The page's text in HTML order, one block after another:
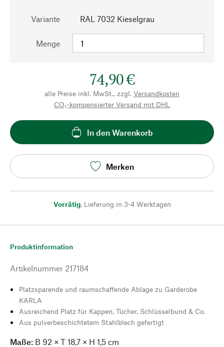
Variante RAL 7032 Kieselgrau
Menge
74,90 €
alle Preise inkl. MwSt., zzgl. Versandkosten
CO₂-kompensierter Versand mit DHL
In den Warenkorb
Merken
Vorrätig, Lieferung in 3-4 Werktagen
Produktinformation
Artikelnummer 217184
Platzsparende und raumschaffende Ablage zu Garderobe
KARLA
Ausreichend Platz für Kappen, Tücher, Schlüsselbund & Co.
Aus pulverbeschichtetem Stahlblech gefertigt
Maße: B 92 × T 18,7 × H 1,5 cm